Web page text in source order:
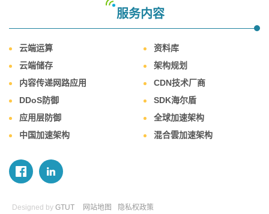
服务内容
云端运算
资料库
云端储存
架构规划
内容传递网路应用
CDN技术厂商
DDoS防御
SDK海尔盾
应用层防御
全球加速架构
中国加速架构
混合雲加速架构
Designed by GTUT 网站地图 隐私权政策